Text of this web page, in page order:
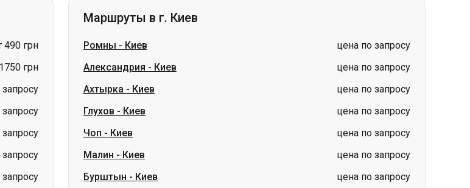
490 грн
грн
Маршруты в г. Киев
Ромны - Киев
цена по запросу
Александрия - Киев
цена по запросу
Ахтырка - Киев
цена по запросу
Глухов - Киев
цена по запросу
Чоп - Киев
цена по запросу
Малин - Киев
цена по запросу
Бурштын - Киев
цена по запросу